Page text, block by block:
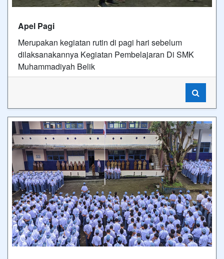
Apel Pagi
Merupakan kegiatan rutin di pagi hari sebelum
dilaksanakannya Kegiatan Pembelajaran Di SMK
Muhammadiyah Belik